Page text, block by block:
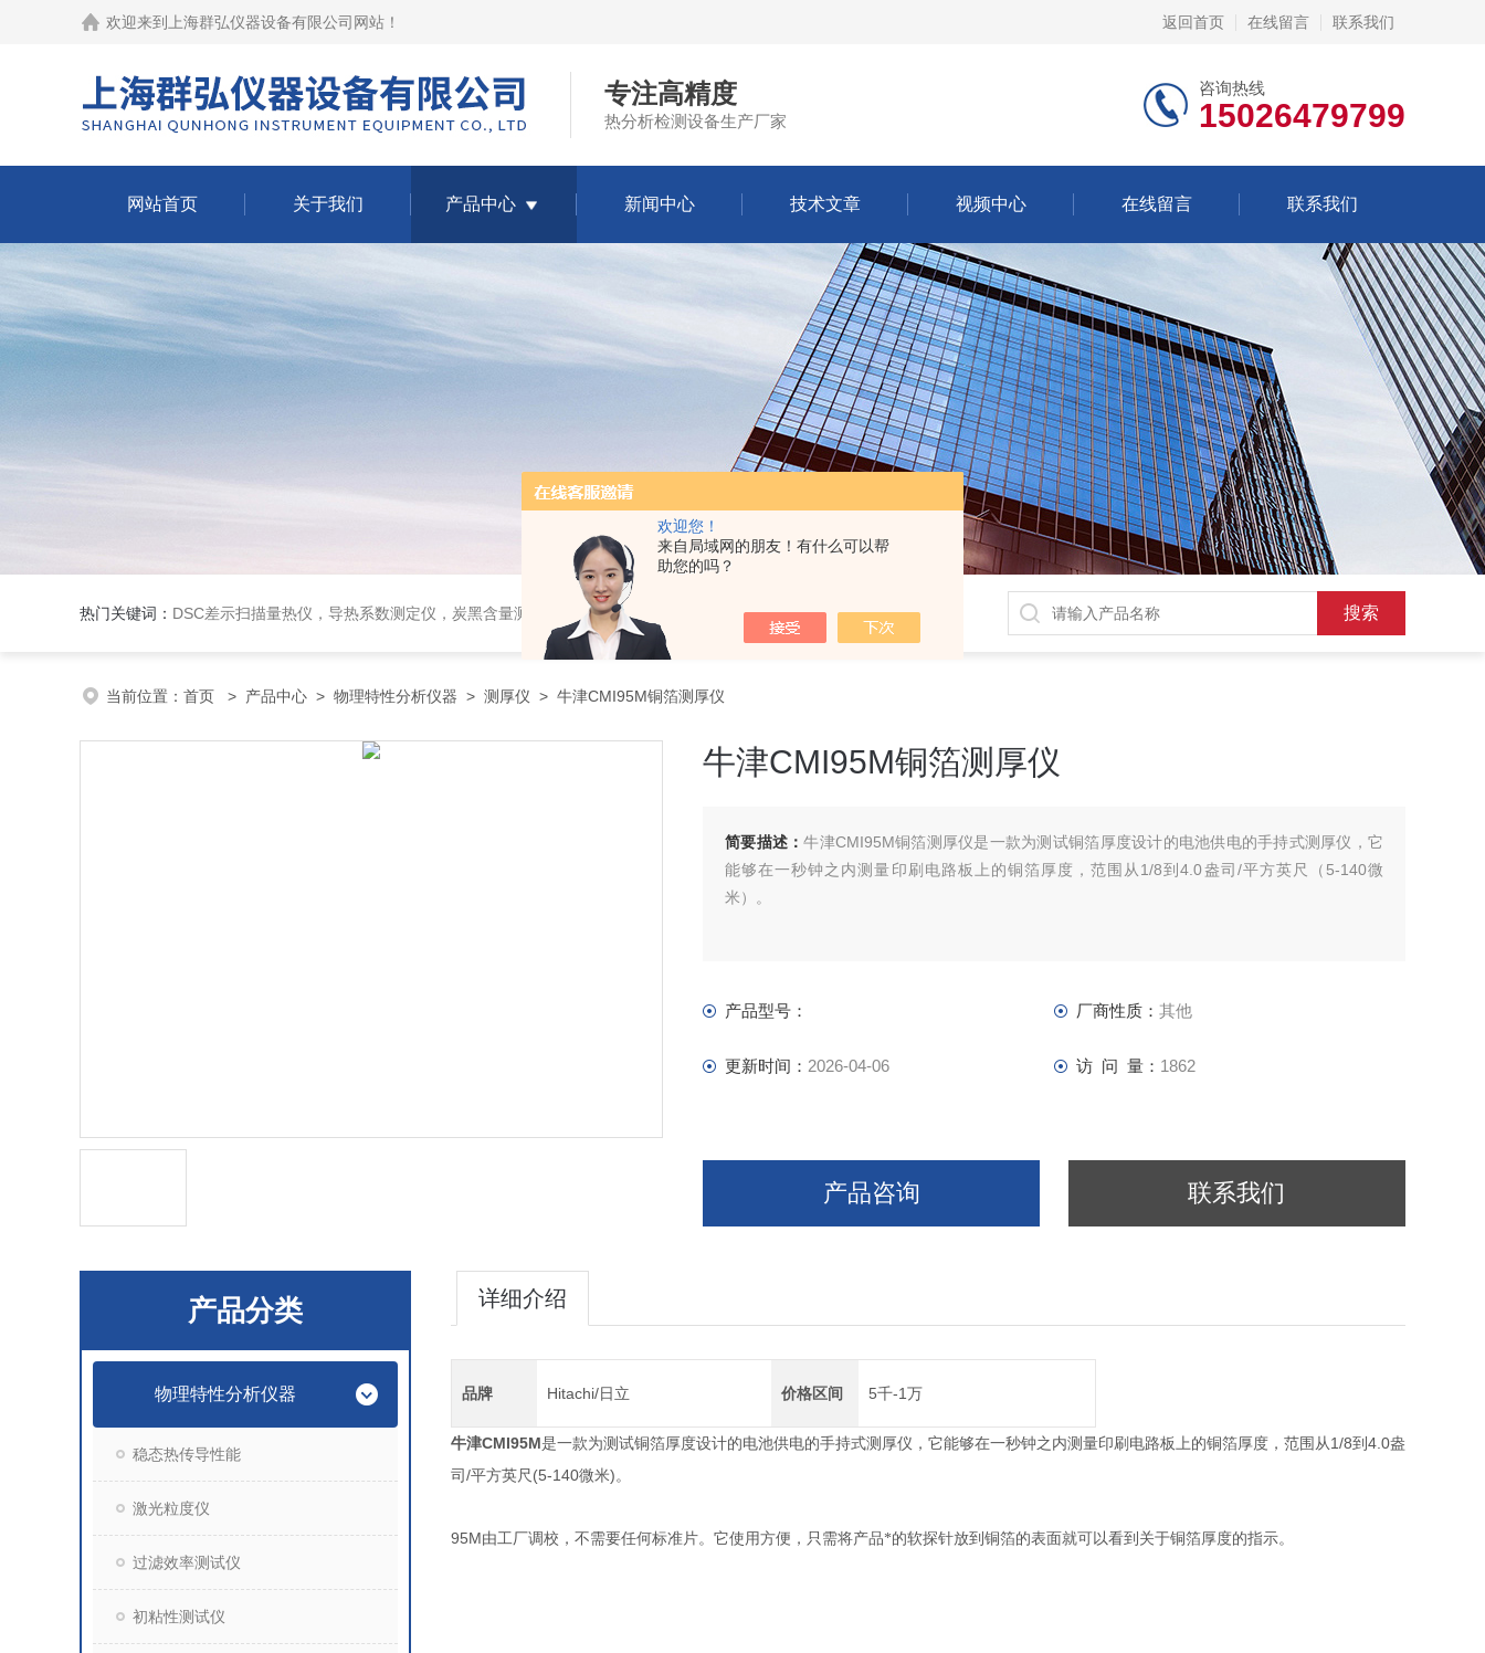
欢迎您！
来自局域网的朋友！有什么可以帮
助您的吗？
欢迎来到 上海群弘仪器设备有限公司网站 ！ 返回首页 在线留言 联系我们
专注高精度
热分析检测设备生产厂家
咨询热线
15026479799
网站首页 关于我们 产品中心 新闻中心 技术文章 视频中心 在线留言 联系我们
热门关键词： DSC差示扫描量热仪，导热系数测定仪，炭黑含量测试仪，无损检测设备，，塑料检测设备，金相检测设备，阻燃试验设备，耐环境老化设备，金属检测设备，量具量仪
当前位置： 首页 > 产品中心 > 物理特性分析仪器 > 测厚仪 > 牛津CMI95M铜箔测厚仪
牛津CMI95M铜箔测厚仪
简要描述：牛津CMI95M铜箔测厚仪是一款为测试铜箔厚度设计的电池供电的手持式测厚仪，它
能够在一秒钟之内测量印刷电路板上的铜箔厚度，范围从1/8到4.0盎司/平方英尺（5-140微
米）。
产品型号： 厂商性质： 其他
更新时间： 2026-04-06 访 问 量： 1862
产品咨询 联系我们
产品分类
物理特性分析仪器
稳态热传导性能
激光粒度仪
过滤效率测试仪
初粘性测试仪
详细介绍
品牌 Hitachi/日立 价格区间 5千-1万
牛津CMI95M是一款为测试铜箔厚度设计的电池供电的手持式测厚仪，它能够在一秒钟之内测量印刷电路板上的铜箔厚度，范围从1/8到 4.0盎
司 /平方英尺 (5-140微米)。
95M由工厂调校，不需要任何标准片。它使用方便，只需将产品*的软探针放到铜箔的表面就可以看到关于铜箔厚度的指示。